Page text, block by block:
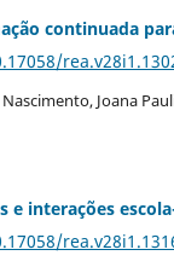
continuada
Joana
e interações